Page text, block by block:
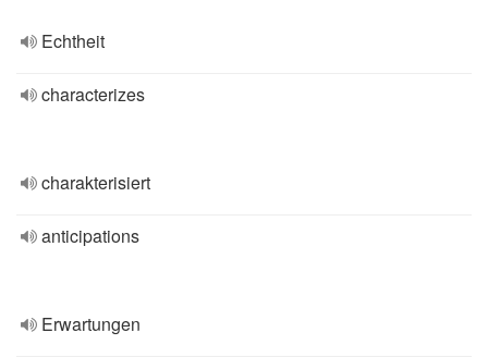
Echtheit
characterizes
charakterisiert
anticipations
Erwartungen